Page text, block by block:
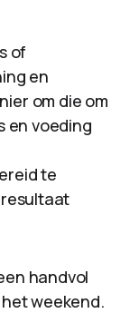
of
en
om die om
en voeding
te
handvol
het weekend.